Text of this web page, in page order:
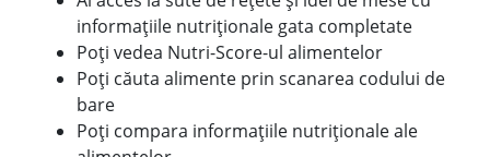
informațiile nutriționale gata completate
Poți vedea Nutri-Score-ul alimentelor
Poți căuta alimente prin scanarea codului de
bare
Poți compara informațiile nutriționale ale